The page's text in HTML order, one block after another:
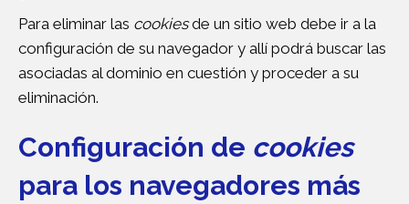
Para eliminar las cookiesde un sitio web debe ir a la
configuración de su navegador y allí podrá buscar las
asociadas al dominio en cuestión y proceder a su
eliminación.
Configuración de cookies
para los navegadores más